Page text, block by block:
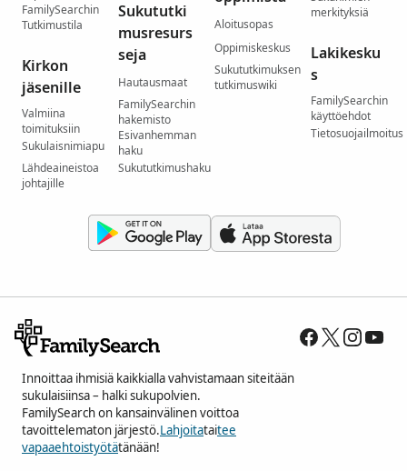
FamilySearchin
Tutkimustila
Kirkon
jäsenille
Valmiina
toimituksiin
Sukulaisnimiapu
Lähdeaineistoa
johtajille
Sukututki
musresurs
seja
Hautausmaat
FamilySearchin
hakemisto
Esivanhemman
haku
Sukututkimushaku
Aloitusopas
Oppimiskeskus
Sukututkimuksen
tutkimuswiki
merkityksiä
Lakikesku
s
FamilySearchin
käyttöehdot
Tietosuojailmoitus
Innoittaa ihmisiä kaikkialla vahvistamaan siteitään
sukulaisiinsa – halki sukupolvien.
FamilySearch on kansainvälinen voittoa
tavoittelematon järjestö.Lahjoitataitee
vapaaehtoistyötätänään!